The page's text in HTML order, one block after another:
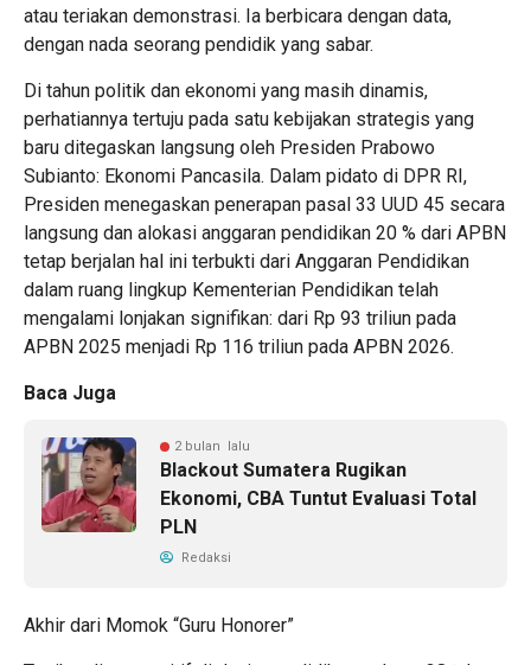
atau teriakan demonstrasi. Ia berbicara dengan data,
dengan nada seorang pendidik yang sabar.
Di tahun politik dan ekonomi yang masih dinamis,
perhatiannya tertuju pada satu kebijakan strategis yang
baru ditegaskan langsung oleh Presiden Prabowo
Subianto: Ekonomi Pancasila. Dalam pidato di DPR RI,
Presiden menegaskan penerapan pasal 33 UUD 45 secara
langsung dan alokasi anggaran pendidikan 20 % dari APBN
tetap berjalan hal ini terbukti dari Anggaran Pendidikan
dalam ruang lingkup Kementerian Pendidikan telah
mengalami lonjakan signifikan: dari Rp 93 triliun pada
APBN 2025 menjadi Rp 116 triliun pada APBN 2026.
Baca Juga
2 bulan lalu
Blackout Sumatera Rugikan
Ekonomi, CBA Tuntut Evaluasi Total
PLN
Redaksi
Akhir dari Momok “Guru Honorer”